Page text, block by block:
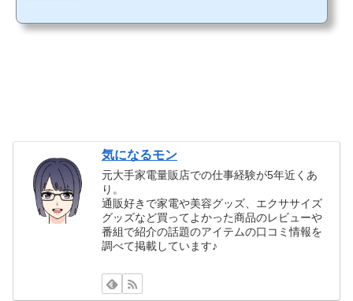
気になるモン
元大手家電量販店での仕事経験が5年近くあ
り。
通販好きで家電や美容グッズ、エクササイズ
グッズなど買ってよかった商品のレビューや
番組で紹介の話題のアイテムの口コミ情報を
調べて掲載しています♪